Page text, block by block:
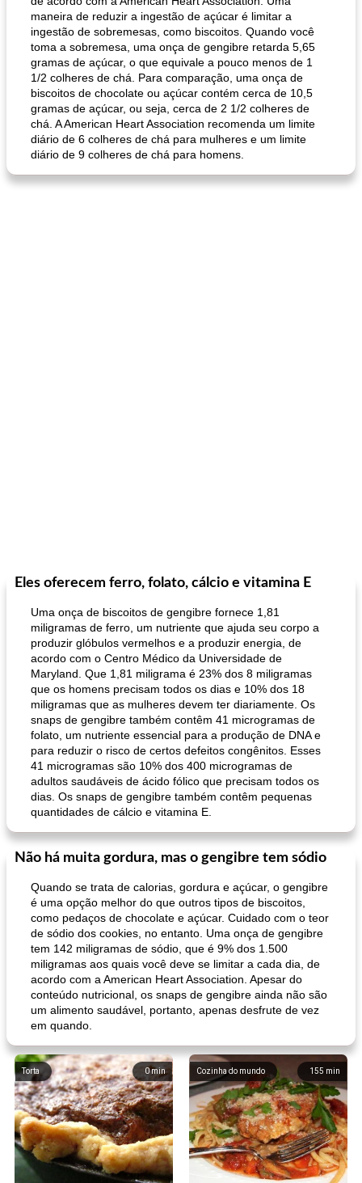
pão plano (out)
maneira de reduzir a ingestão de açúcar é limitar a
ingestão de sobremesas, como biscoitos. Quando você
toma a sobremesa, uma onça de gengibre retarda 5,65
gramas de açúcar, o que equivale a pouco menos de 1
1/2 colheres de chá. Para comparação, uma onça de
biscoitos de chocolate ou açúcar contém cerca de 10,5
gramas de açúcar, ou seja, cerca de 2 1/2 colheres de
chá. A American Heart Association recomenda um limite
diário de 6 colheres de chá para mulheres e um limite
diário de 9 colheres de chá para homens.
Eles oferecem ferro, folato, cálcio e vitamina E
Uma onça de biscoitos de gengibre fornece 1,81
miligramas de ferro, um nutriente que ajuda seu corpo a
produzir glóbulos vermelhos e a produzir energia, de
acordo com o Centro Médico da Universidade de
Maryland. Que 1,81 miligrama é 23% dos 8 miligramas
que os homens precisam todos os dias e 10% dos 18
miligramas que as mulheres devem ter diariamente. Os
snaps de gengibre também contêm 41 microgramas de
folato, um nutriente essencial para a produção de DNA e
para reduzir o risco de certos defeitos congênitos. Esses
41 microgramas são 10% dos 400 microgramas de
adultos saudáveis ​​de ácido fólico que precisam todos os
dias. Os snaps de gengibre também contêm pequenas
quantidades de cálcio e vitamina E.
Não há muita gordura, mas o gengibre tem sódio
Quando se trata de calorias, gordura e açúcar, o gengibre
é uma opção melhor do que outros tipos de biscoitos,
como pedaços de chocolate e açúcar. Cuidado com o teor
de sódio dos cookies, no entanto. Uma onça de gengibre
tem 142 miligramas de sódio, que é 9% dos 1.500
miligramas aos quais você deve se limitar a cada dia, de
acordo com a American Heart Association. Apesar do
conteúdo nutricional, os snaps de gengibre ainda não são
um alimento saudável, portanto, apenas desfrute de vez
em quando.
0min
Torta 155 min
Cozinha do mundo